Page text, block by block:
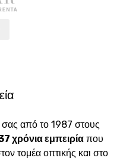
από το 1987 στους
χρόνια εμπειρία που
τομέα οπτικής και στο